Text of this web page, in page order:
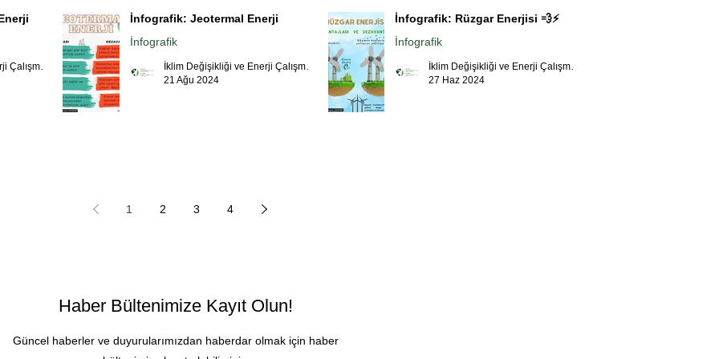
İklim Değişikliği ve Enerji Çalışmaları Merkezi
İnfografik: Jeotermal Enerji
İnfografik
İklim Değişikliği ve Enerji Çalışmaları Merkezi
21 Ağu 2024
İnfografik: Rüzgar Enerjisi 💨⚡
İnfografik
İklim Değişikliği ve Enerji Çalışmaları Merkezi
27 Haz 2024
1 2 3 4
Haber Bültenimize Kayıt Olun!
Güncel haberler ve duyurularımızdan haberdar olmak için haber